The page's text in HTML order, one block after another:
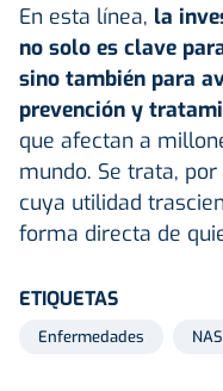
En esta línea, la
no solo es clave
sino también para
prevención y
que afectan a
mundo. Se trata,
cuya utilidad
forma directa de
ETIQUETAS
Enfermedades